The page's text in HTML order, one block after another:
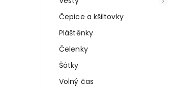
Čepice a kšiltovky
Pláštěnky
Čelenky
Šátky
Volný čas